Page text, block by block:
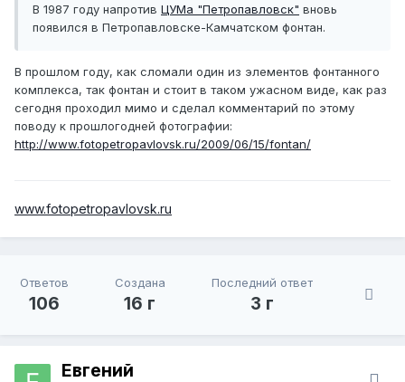
В 1987 году напротив ЦУМа "Петропавловск" вновь
появился в Петропавловске-Камчатском фонтан.
В прошлом году, как сломали один из элементов фонтанного
комплекса, так фонтан и стоит в таком ужасном виде, как раз
сегодня проходил мимо и сделал комментарий по этому
поводу к прошлогодней фотографии:
http://www.fotopetropavlovsk.ru/2009/06/15/fontan/
www.fotopetropavlovsk.ru
Ответов
106
Создана
16 г
Последний ответ
3 г
Евгений